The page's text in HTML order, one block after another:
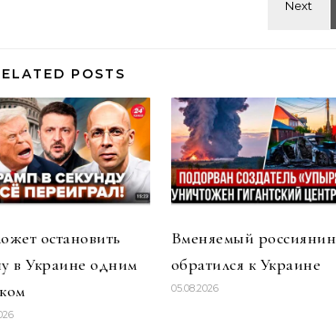
POSTS
остановить
в Украине одним
Вменяемый россиянин
обратился к Украине
05.08.2026